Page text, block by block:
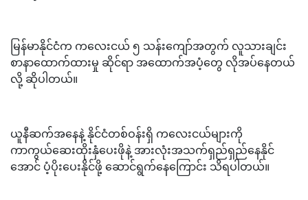
မြန်မာနိုင်ငံက ကလေးငယ် ၅ သန်းကျော်အတွက် လူသားချင်း
စာနာထောက်ထားမှု ဆိုင်ရာ အထောက်အပံ့တွေ လိုအပ်နေတယ်
လို့ ဆိုပါတယ်။
ယူနီဆက်အနေနဲ့ နိုင်ငံတစ်ဝန်းရှိ ကလေးငယ်များကို
ကာကွယ်ဆေးထိုးနှံပေးဖိုနဲ့ အားလုံးအသက်ရှည်ရှည်နေနိုင်
အောင် ပံ့ပိုးပေးနိုင်ဖို့ ဆောင်ရွက်နေကြောင်း သိရပါတယ်။